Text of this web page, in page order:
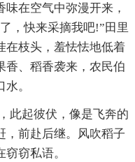
在空气中弥漫开来，
，快来采摘我吧!”田里
在枝头，羞怯怯地低着
香、稻香袭来，农民伯
。
此起彼伏，像是飞奔的
，前赴后继。风吹稻子
窃私语。